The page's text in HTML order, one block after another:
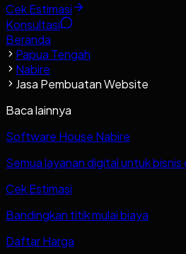
Cek Estimasi
Konsultasi
Beranda
Papua Tengah
Nabire
Jasa Pembuatan Website
Baca lainnya
Software House Nabire
Semua layanan digital untuk bisnis
Cek Estimasi
Bandingkan titik mulai biaya
Daftar Harga